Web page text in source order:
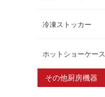
冷凍ストッカー
ホットショーケース
その他厨房機器